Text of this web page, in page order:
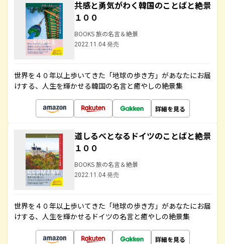
共感と勇気がわく韓国のことばと絶景
１００
BOOKS 旅の名言＆絶景
2022.11.04 発売
世界を４０年以上歩いてきた「地球の歩き方」があなたにお届
けする、人生を輝かせる韓国の名言と癒やしの絶景集
詳細を見る
道しるべとなるドイツのことばと絶景
１００
BOOKS 旅の名言＆絶景
2022.11.04 発売
世界を４０年以上歩いてきた「地球の歩き方」があなたにお届
けする、人生を輝かせるドイツの名言と癒やしの絶景集
詳細を見る